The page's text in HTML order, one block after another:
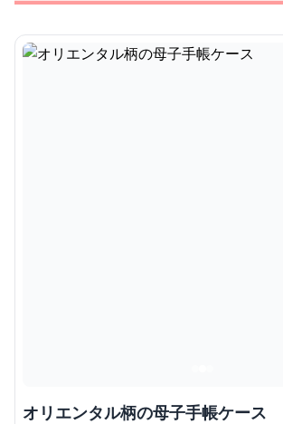
オリエンタル柄の母子手帳ケース